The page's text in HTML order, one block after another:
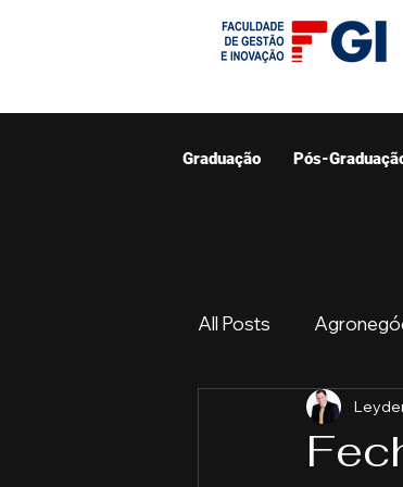
Graduação Pós-
All Posts
Graduação